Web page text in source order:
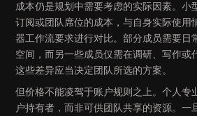
成本仍是规划中需要考虑的实际因素。小
订阅或团队席位的成本，与自身实际使用
器工作流要求进行对比。部分成员需要日
空间，而另一些成员仅需在调研、写作或
这些差异应当决定团队所选的方案。
但价格不能凌驾于账户规则之上。个人专
户持有者，而非可供团队共享的资源。一